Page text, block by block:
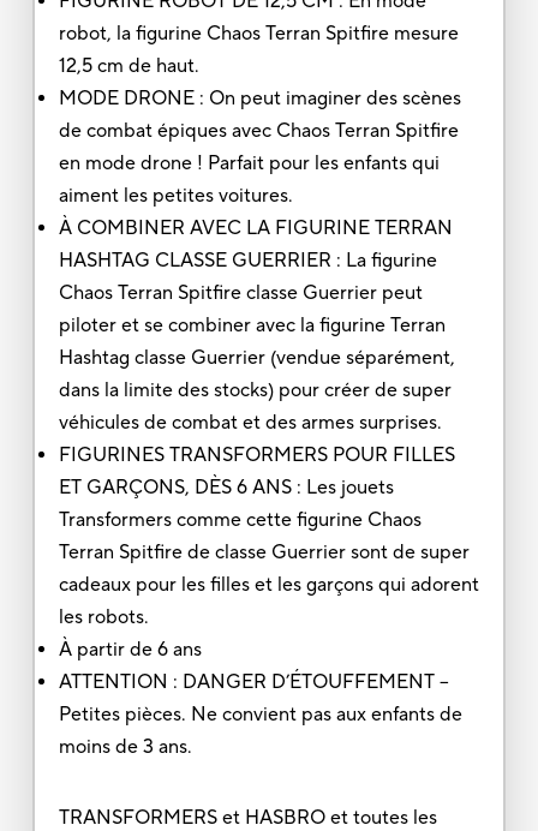
robot, la figurine Chaos Terran Spitfire mesure
12,5 cm de haut.
MODE DRONE : On peut imaginer des scènes
de combat épiques avec Chaos Terran Spitfire
en mode drone ! Parfait pour les enfants qui
aiment les petites voitures.
À COMBINER AVEC LA FIGURINE TERRAN
HASHTAG CLASSE GUERRIER : La figurine
Chaos Terran Spitfire classe Guerrier peut
piloter et se combiner avec la figurine Terran
Hashtag classe Guerrier (vendue séparément,
dans la limite des stocks) pour créer de super
véhicules de combat et des armes surprises.
FIGURINES TRANSFORMERS POUR FILLES
ET GARÇONS, DÈS 6 ANS : Les jouets
Transformers comme cette figurine Chaos
Terran Spitfire de classe Guerrier sont de super
cadeaux pour les filles et les garçons qui adorent
les robots.
À partir de 6 ans
ATTENTION : DANGER D’ÉTOUFFEMENT –
Petites pièces. Ne convient pas aux enfants de
moins de 3 ans.
TRANSFORMERS et HASBRO et toutes les